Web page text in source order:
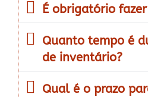
É obrigatório
Quanto tempo é
de inventário?
Qual é o prazo